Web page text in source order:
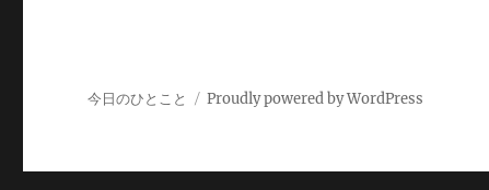
今日のひとこと Proudly powered by WordPress